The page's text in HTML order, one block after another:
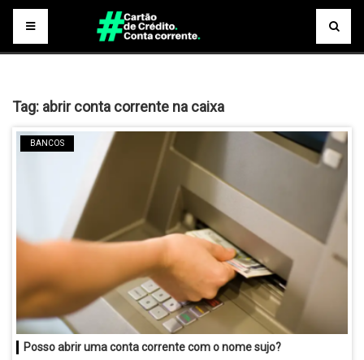
Tag: abrir conta corrente na caixa
BANCOS
Posso abrir uma conta corrente com o nome sujo?